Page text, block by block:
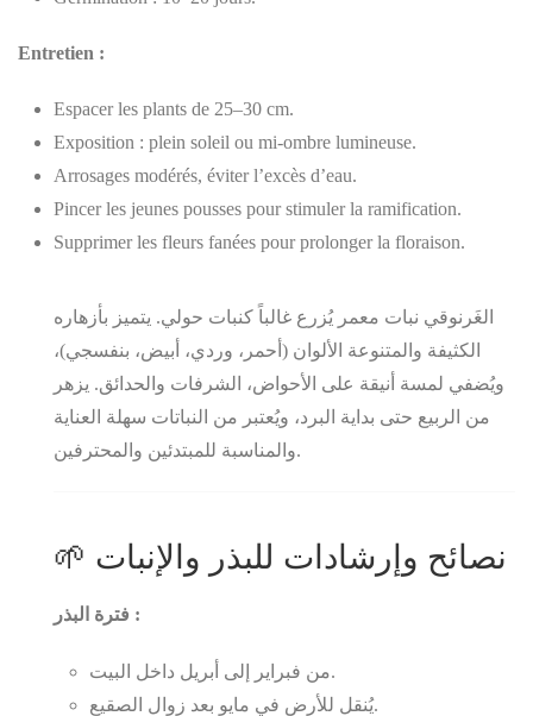
Entretien :
Espacer les plants de 25–30 cm.
Exposition : plein soleil ou mi-ombre lumineuse.
Arrosages modérés, éviter l’excès d’eau.
Pincer les jeunes pousses pour stimuler la ramification.
Supprimer les fleurs fanées pour prolonger la floraison.
الغَرنوقي نبات معمر يُزرع غالباً كنبات حولي. يتميز بأزهاره
الكثيفة والمتنوعة الألوان (أحمر، وردي، أبيض، بنفسجي)،
ويُضفي لمسة أنيقة على الأحواض، الشرفات والحدائق. يزهر
من الربيع حتى بداية البرد، ويُعتبر من النباتات سهلة العناية
والمناسبة للمبتدئين والمحترفين.
🌱 نصائح وإرشادات للبذر والإنبات
فترة البذر :
من فبراير إلى أبريل داخل البيت.
يُنقل للأرض في مايو بعد زوال الصقيع.